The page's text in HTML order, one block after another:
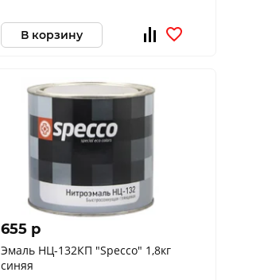
В корзину
655 p
Эмаль НЦ-132КП "Specco" 1,8кг
синяя